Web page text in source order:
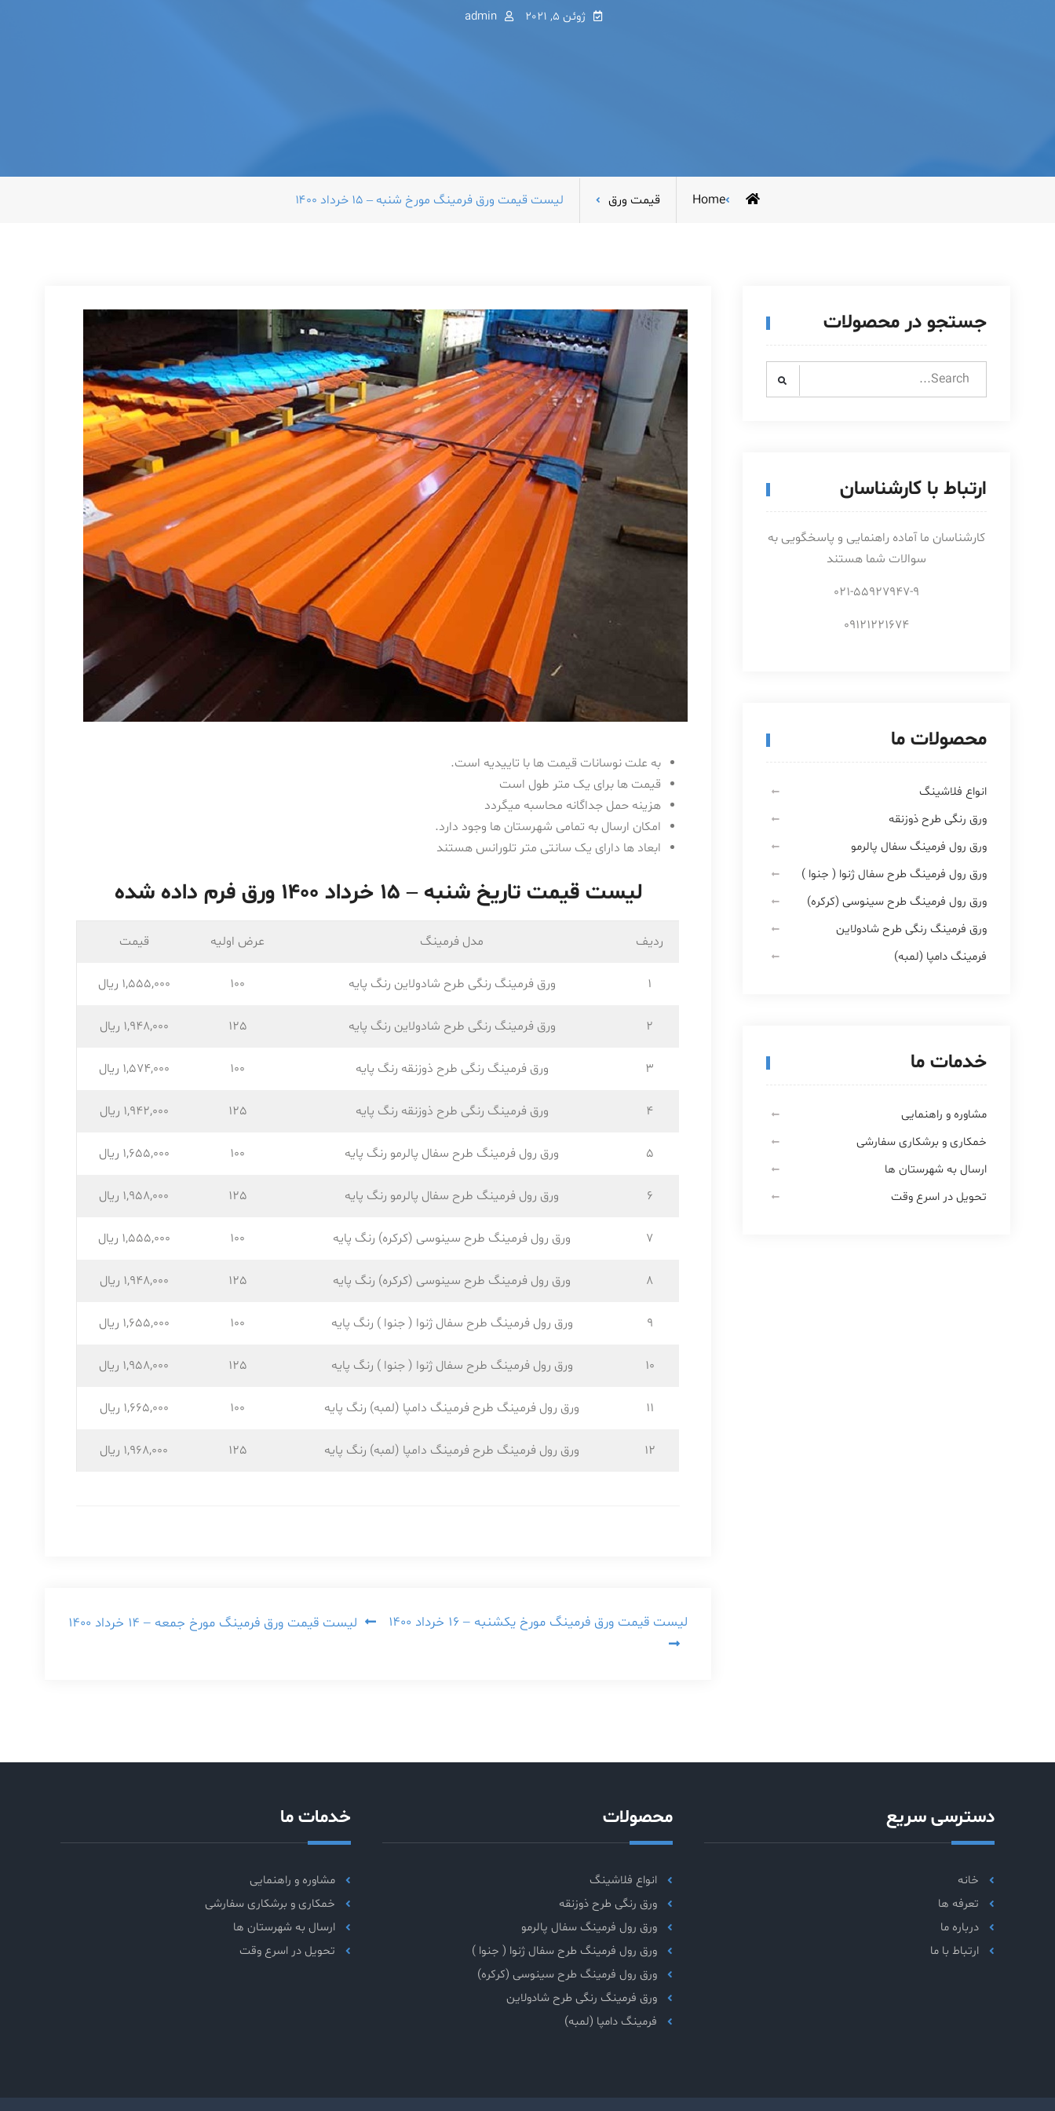
ژوئن 5, 2021 admin
Home قیمت ورق لیست قیمت ورق فرمینگ مورخ شنبه – ۱۵ خرداد ۱۴۰۰
به علت نوسانات قیمت ها با تاییدیه است.
قیمت ها برای یک متر طول است
هزینه حمل جداگانه محاسبه میگردد
امکان ارسال به تمامی شهرستان ها وجود دارد.
ابعاد ها دارای یک سانتی متر تلورانس هستند
لیست قیمت تاریخ شنبه – ۱۵ خرداد ۱۴۰۰ ورق فرم داده شده
ردیف مدل فرمینگ عرض اولیه قیمت
1 ورق فرمینگ رنگی طرح شادولاین رنگ پایه 100 1,555,۰۰۰ ریال
2 ورق فرمینگ رنگی طرح شادولاین رنگ پایه 125 1,948,۰۰۰ ریال
3 ورق فرمینگ رنگی طرح ذوزنقه رنگ پایه 100 1,574,۰۰۰ ریال
4 ورق فرمینگ رنگی طرح ذوزنقه رنگ پایه 125 1,942,۰۰۰ ریال
5 ورق رول فرمینگ طرح سفال پالرمو رنگ پایه 100 1,655,۰۰۰ ریال
6 ورق رول فرمینگ طرح سفال پالرمو رنگ پایه 125 1,958,۰۰۰ ریال
7 ورق رول فرمینگ طرح سینوسی (کرکره) رنگ پایه 100 1,555,۰۰۰ ریال
8 ورق رول فرمینگ طرح سینوسی (کرکره) رنگ پایه 125 1,948,۰۰۰ ریال
9 ورق رول فرمینگ طرح سفال ژنوا ( جنوا ) رنگ پایه 100 1,655,۰۰۰ ریال
10 ورق رول فرمینگ طرح سفال ژنوا ( جنوا ) رنگ پایه 125 1,958,۰۰۰ ریال
11 ورق رول فرمینگ طرح فرمینگ دامپا (لمبه) رنگ پایه 100 1,665,۰۰۰ ریال
12 ورق رول فرمینگ طرح فرمینگ دامپا (لمبه) رنگ پایه 125 1,968,۰۰۰ ریال
راهبری
نوشته
لیست قیمت ورق فرمینگ مورخ جمعه – ۱۴ خرداد ۱۴۰۰ لیست قیمت ورق فرمینگ مورخ یکشنبه – ۱۶ خرداد ۱۴۰۰
جستجو در محصولات
Search
ارتباط با کارشناسان
کارشناسان ما آماده راهنمایی و پاسخگویی به
سوالات شما هستند
021-55927947-9
09121221674
محصولات ما
انواع فلاشینگ
ورق رنگی طرح ذوزنقه
ورق رول فرمینگ سفال پالرمو
ورق رول فرمینگ طرح سفال ژنوا ( جنوا )
ورق رول فرمینگ طرح سینوسی (کرکره)
ورق فرمینگ رنگی طرح شادولاین
فرمینگ دامپا (لمبه)
خدمات ما
مشاوره و راهنمایی
خمکاری و برشکاری سفارشی
ارسال به شهرستان ها
تحویل در اسرع وقت
دسترسی سریع
خانه
تعرفه ها
درباره ما
ارتباط با ما
محصولات
انواع فلاشینگ
ورق رنگی طرح ذوزنقه
ورق رول فرمینگ سفال پالرمو
ورق رول فرمینگ طرح سفال ژنوا ( جنوا )
ورق رول فرمینگ طرح سینوسی (کرکره)
ورق فرمینگ رنگی طرح شادولاین
فرمینگ دامپا (لمبه)
خدمات ما
مشاوره و راهنمایی
خمکاری و برشکاری سفارشی
ارسال به شهرستان ها
تحویل در اسرع وقت